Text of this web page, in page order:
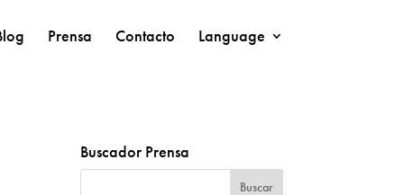
Prensa Contacto Language
Buscador Prensa